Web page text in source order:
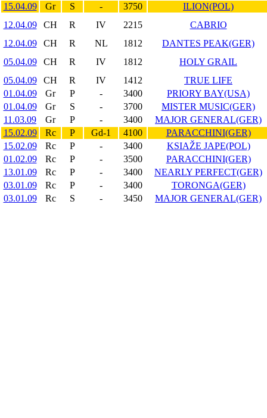
15.04.09
Gr S - 3750
ILION(POL)
12.04.09
CH R IV 2215
CABRIO
12.04.09
CH R NL 1812
DANTES PEAK(GER)
05.04.09
CH R IV 1812
HOLY GRAIL
05.04.09
CH R IV 1412
TRUE LIFE
01.04.09
Gr P - 3400
PRIORY BAY(USA)
01.04.09
Gr S - 3700
MISTER MUSIC(GER)
11.03.09
Gr P - 3400
MAJOR GENERAL(GER)
15.02.09
Rc P Gd-1 4100
PARACCHINI(GER)
15.02.09
Rc P - 3400
KSIAŽE JAPE(POL)
01.02.09
Rc P - 3500
PARACCHINI(GER)
13.01.09
Rc P - 3400
NEARLY PERFECT(GER)
03.01.09
Rc P - 3400
TORONGA(GER)
03.01.09
Rc S - 3450 MAJOR GENERAL(GER)